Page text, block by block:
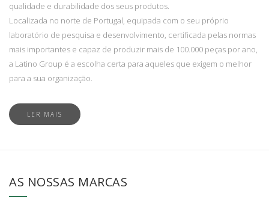
qualidade e durabilidade dos seus produtos.
Localizada no norte de Portugal, equipada com o seu próprio
laboratório de pesquisa e desenvolvimento, certificada pelas normas
mais importantes e capaz de produzir mais de 100.000 peças por ano,
a Latino Group é a escolha certa para aqueles que exigem o melhor
para a sua organização.
LER MAIS
AS NOSSAS MARCAS